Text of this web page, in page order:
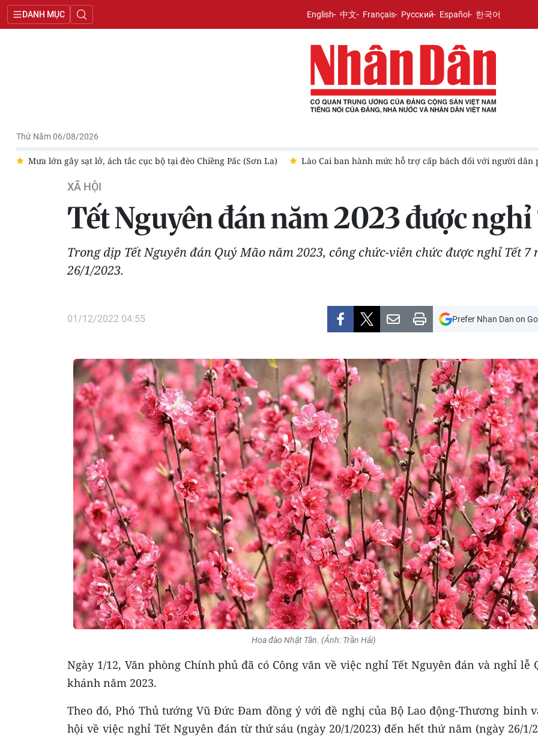
DANH MỤC English 中文 Français Русский Español 한국어
Thứ Năm 06/08/2026
Lào Cai ban hành mức hỗ trợ cấp bách đối với người dân phải di dời khẩn cấp khỏi vùng thiên tai Vụ cháy chợ Biên
XÃ HỘI
Tết Nguyên đán năm 2023 được nghỉ
Trong dịp Tết Nguyên đán Quý Mão năm 2023, công chức-viên chức được nghỉ Tết 7
26/1/2023.
01/12/2022 04:55 Prefer Nhan Dan on
Hoa đào Nhật Tân. (Ảnh: Trần Hải)
Ngày 1/12, Văn phòng Chính phủ đã có Công văn về việc nghỉ Tết Nguyên đán và nghỉ lễ
khánh năm 2023.
Theo đó, Phó Thủ tướng Vũ Đức Đam đồng ý với đề nghị của Bộ Lao động-Thương binh
hội về việc nghỉ Tết Nguyên đán từ thứ sáu (ngày 20/1/2023) đến hết thứ năm (ngày 26/1/